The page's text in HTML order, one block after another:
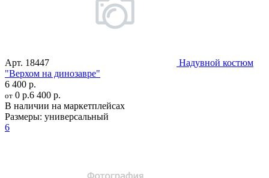
Арт. 18447
Надувной костюм
"Верхом на динозавре"
6 400 р.
от 0 р.6 400 р.
В наличии на маркетплейсах
Размеры: универсальный
6